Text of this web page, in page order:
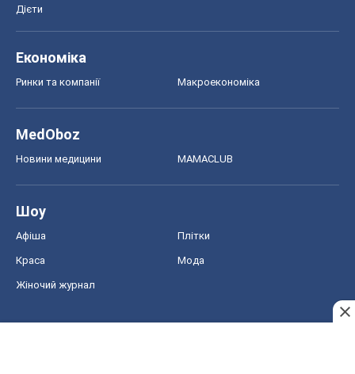
Дієти
Економіка
Ринки та компанії Макроекономіка
MedOboz
Новини медицини MAMACLUB
Шоу
Афіша Плітки
Краса Мода
Жіночий журнал